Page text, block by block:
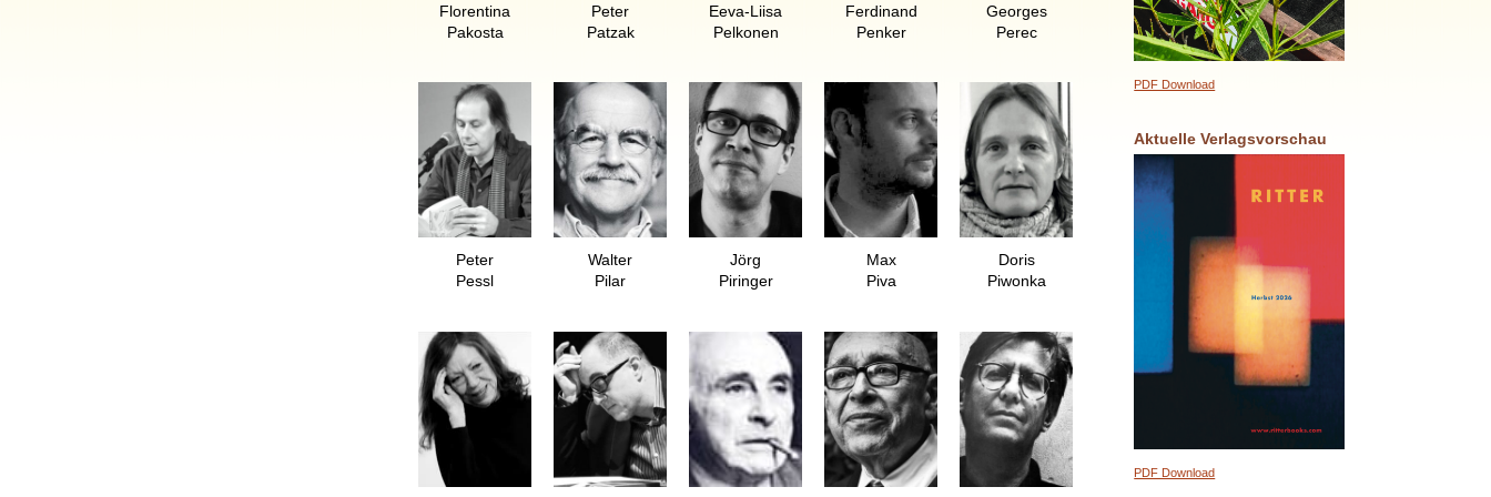
Florentina
Pakosta
Peter
Patzak
Eeva-Liisa
Pelkonen
Ferdinand
Penker
Georges
Perec
Peter
Pessl
Walter
Pilar
Jörg
Piringer
Max
Piva
Doris
Piwonka
PDF Download
Aktuelle Verlagsvorschau
PDF Download